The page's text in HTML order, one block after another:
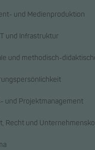
und Medienproduktion
und Infrastruktur
und methodisch-
und Projektmanagement
Recht und